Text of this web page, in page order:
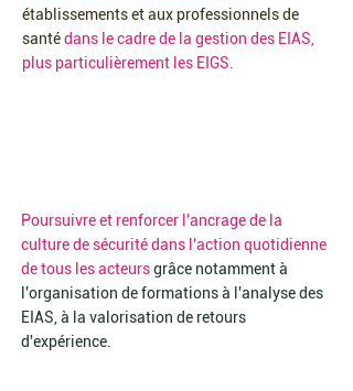
établissements et aux professionnels de
santédans le cadre de la gestion des EIAS,
plus particulièrement les EIGS.
Poursuivre et renforcer l'ancrage de la
culture de sécurité dans l'action quotidienne
de tous les acteursgrâce notamment à
l'organisation de formations à l'analyse des
EIAS, à la valorisation de retours
d'expérience.